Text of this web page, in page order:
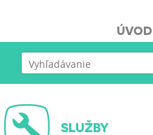
ÚVOD
SLUŽBY